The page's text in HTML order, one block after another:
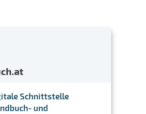
Schnittstelle
und